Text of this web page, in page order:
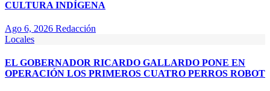
CULTURA INDÍGENA
Ago 6, 2026 Redacción
Locales
EL GOBERNADOR RICARDO GALLARDO PONE EN
OPERACIÓN LOS PRIMEROS CUATRO PERROS ROBOT